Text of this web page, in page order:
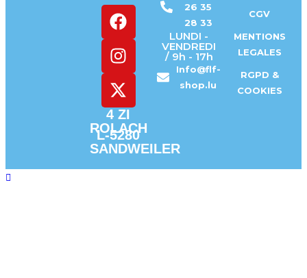
4 ZI
ROLACH
L-5280
SANDWEILER
26 35
28 33
LUNDI -
VENDREDI
/ 9h - 17h
Info@flf-
shop.lu
CGV
MENTIONS
LEGALES
RGPD &
COOKIES